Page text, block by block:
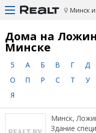
Минск
Дома на
Минске
5 А Б В Г Д
О
П Р С Т У
Я
Минск,
Здание